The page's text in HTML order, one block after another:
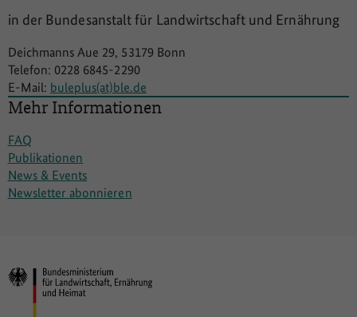
in der Bundesanstalt für Landwirtschaft und Ernährung
Deichmanns Aue 29, 53179 Bonn
Telefon: 0228 6845-2290
E-Mail: buleplus(at)ble.de
Mehr Informationen
FAQ
Publikationen
News & Events
Newsletter abonnieren